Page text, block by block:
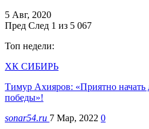
5 Авг, 2020
Пред След 1 из 5 067
Топ недели:
ХК СИБИРЬ
Тимур Ахияров: «Приятно
победы»!
sonar54.ru 7 Мар, 2022 0